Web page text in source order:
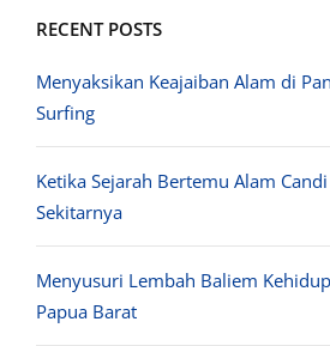
RECENT POSTS
Menyaksikan Keajaiban Alam di
Surfing
Ketika Sejarah Bertemu Alam
Sekitarnya
Menyusuri Lembah Baliem
Papua Barat